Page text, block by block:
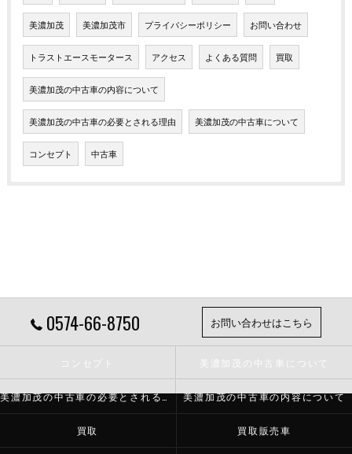
美濃加茂 美濃加茂市 プライバシーポリシー お問い合わせ
トラストエースモータース アクセス よくある質問 買取
美濃加茂の中古車の内容について
美濃加茂の中古車の必要とされる理由 美濃加茂の中古車について
コンセプト 中古車
0574-66-8750 お問い合わせはこちら
コンセプト 美濃加茂の中古車について
美濃加茂の中古車の必要とされる理由 美濃加茂の中古車の内容について
買取 買取販売車